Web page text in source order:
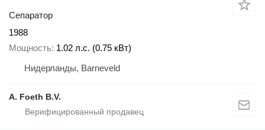
Сепаратор
1988
Мощность 1.02 л.с. (0.75 кВт)
Нидерланды, Barneveld
A. Foeth B.V.